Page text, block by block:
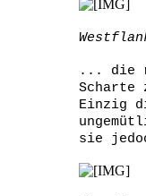
... die
Scharte
Einzig
sie